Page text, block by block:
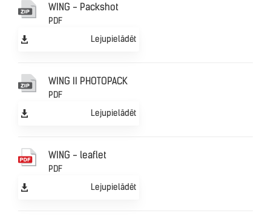
WING - Packshot
PDF
Lejupielādēt
WING II PHOTOPACK
PDF
Lejupielādēt
WING - leaflet
PDF
Lejupielādēt